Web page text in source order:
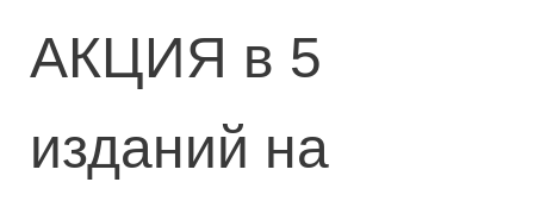
АКЦИЯ в 5
изданий на